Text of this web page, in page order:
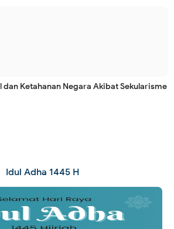
dan Ketahanan Negara Akibat Sekularisme
Idul Adha 1445 H